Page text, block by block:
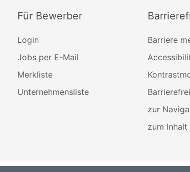
Für Bewerber
Login
Jobs per E-Mail
Merkliste
Unternehmensliste
Barriere
zur
zum Inhalt